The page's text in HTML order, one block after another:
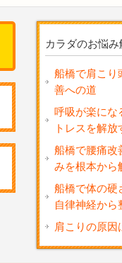
カラダのお悩み
船橋で肩こ
善への道
呼吸が楽に
トレスを解
船橋で腰痛改
みを根本から
船橋で体の硬
自律神経から
肩こりの原因